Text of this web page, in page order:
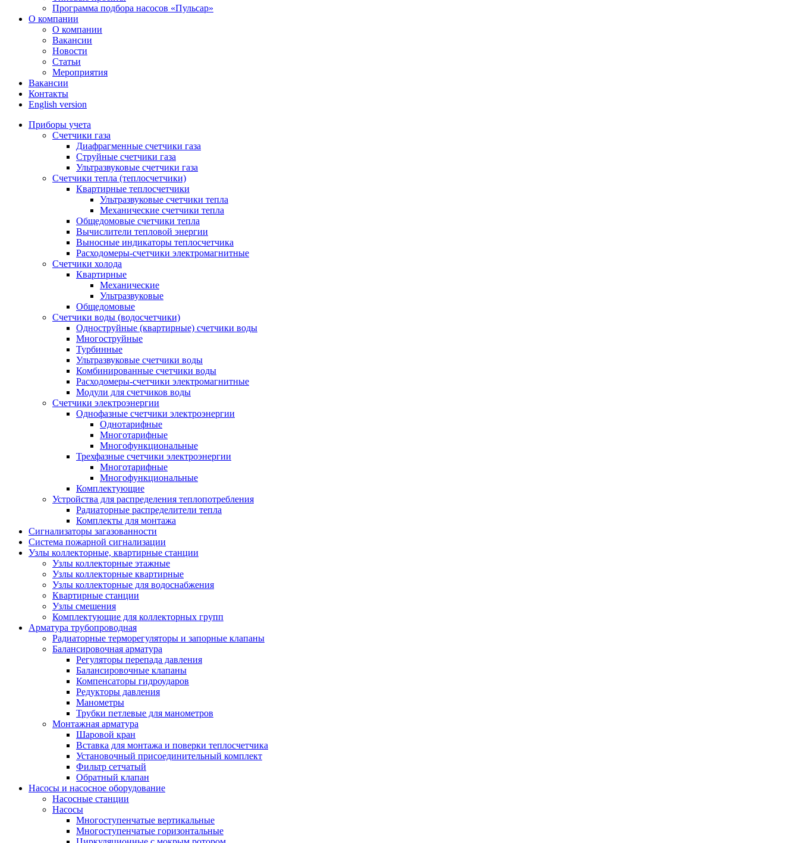
Программа подбора насосов «Пульсар»
О компании
О компании
Вакансии
Новости
Статьи
Мероприятия
Вакансии
Контакты
English version
Приборы учета
Счетчики газа
Диафрагменные счетчики газа
Струйные счетчики газа
Ультразвуковые счетчики газа
Счетчики тепла (теплосчетчики)
Квартирные теплосчетчики
Ультразвуковые счетчики тепла
Механические счетчики тепла
Общедомовые счетчики тепла
Вычислители тепловой энергии
Выносные индикаторы теплосчетчика
Расходомеры-счетчики электромагнитные
Счетчики холода
Квартирные
Механические
Ультразвуковые
Общедомовые
Счетчики воды (водосчетчики)
Одноструйные (квартирные) счетчики воды
Многоструйные
Турбинные
Ультразвуковые счетчики воды
Комбинированные счетчики воды
Расходомеры-счетчики электромагнитные
Модули для счетчиков воды
Счетчики электроэнергии
Однофазные счетчики электроэнергии
Однотарифные
Многотарифные
Многофункциональные
Трехфазные счетчики электроэнергии
Многотарифные
Многофункциональные
Комплектующие
Устройства для распределения теплопотребления
Радиаторные распределители тепла
Комплекты для монтажа
Сигнализаторы загазованности
Система пожарной сигнализации
Узлы коллекторные, квартирные станции
Узлы коллекторные этажные
Узлы коллекторные квартирные
Узлы коллекторные для водоснабжения
Квартирные станции
Узлы смешения
Комплектующие для коллекторных групп
Арматура трубопроводная
Радиаторные терморегуляторы и запорные клапаны
Балансировочная арматура
Регуляторы перепада давления
Балансировочные клапаны
Компенсаторы гидроударов
Редукторы давления
Манометры
Трубки петлевые для манометров
Монтажная арматура
Шаровой кран
Вставка для монтажа и поверки теплосчетчика
Установочный присоединительный комплект
Фильтр сетчатый
Обратный клапан
Насосы и насосное оборудование
Насосные станции
Насосы
Многоступенчатые вертикальные
Многоступенчатые горизонтальные